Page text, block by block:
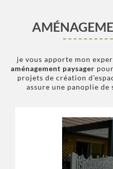
je vous apporte mon
aménagement paysager
projets de création
assure une panoplie de